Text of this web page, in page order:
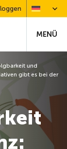
MENÜ
und
gibt es bei der